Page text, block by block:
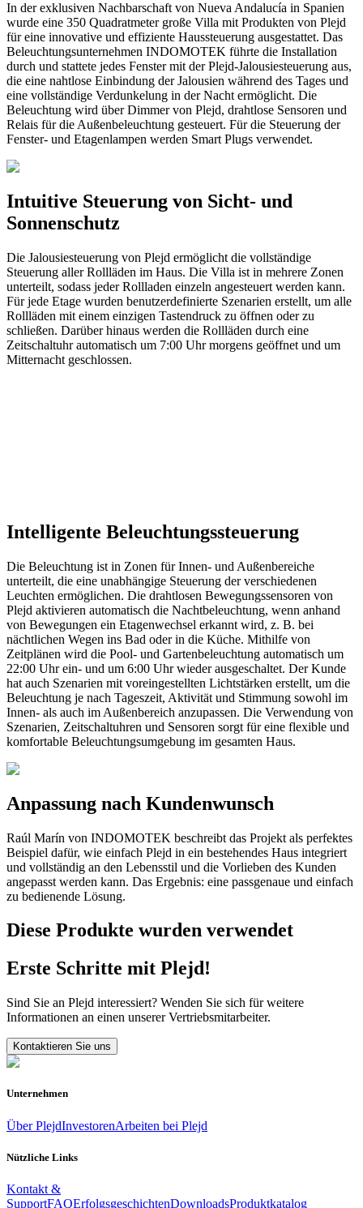
In der exklusiven Nachbarschaft von Nueva Andalucía in Spanien
wurde eine 350 Quadratmeter große Villa mit Produkten von Plejd
für eine innovative und effiziente Haussteuerung ausgestattet. Das
Beleuchtungsunternehmen INDOMOTEK führte die Installation
durch und stattete jedes Fenster mit der Plejd-Jalousiesteuerung aus,
die eine nahtlose Einbindung der Jalousien während des Tages und
eine vollständige Verdunkelung in der Nacht ermöglicht. Die
Beleuchtung wird über Dimmer von Plejd, drahtlose Sensoren und
Relais für die Außenbeleuchtung gesteuert. Für die Steuerung der
Fenster- und Etagenlampen werden Smart Plugs verwendet.
Intuitive Steuerung von Sicht- und
Sonnenschutz
Die Jalousiesteuerung von Plejd ermöglicht die vollständige
Steuerung aller Rollläden im Haus. Die Villa ist in mehrere Zonen
unterteilt, sodass jeder Rollladen einzeln angesteuert werden kann.
Für jede Etage wurden benutzerdefinierte Szenarien erstellt, um alle
Rollläden mit einem einzigen Tastendruck zu öffnen oder zu
schließen. Darüber hinaus werden die Rollläden durch eine
Zeitschaltuhr automatisch um 7:00 Uhr morgens geöffnet und um
Mitternacht geschlossen.
Intelligente Beleuchtungssteuerung
Die Beleuchtung ist in Zonen für Innen- und Außenbereiche
unterteilt, die eine unabhängige Steuerung der verschiedenen
Leuchten ermöglichen. Die drahtlosen Bewegungssensoren von
Plejd aktivieren automatisch die Nachtbeleuchtung, wenn anhand
von Bewegungen ein Etagenwechsel erkannt wird, z. B. bei
nächtlichen Wegen ins Bad oder in die Küche. Mithilfe von
Zeitplänen wird die Pool- und Gartenbeleuchtung automatisch um
22:00 Uhr ein- und um 6:00 Uhr wieder ausgeschaltet. Der Kunde
hat auch Szenarien mit voreingestellten Lichtstärken erstellt, um die
Beleuchtung je nach Tageszeit, Aktivität und Stimmung sowohl im
Innen- als auch im Außenbereich anzupassen. Die Verwendung von
Szenarien, Zeitschaltuhren und Sensoren sorgt für eine flexible und
komfortable Beleuchtungsumgebung im gesamten Haus.
Anpassung nach Kundenwunsch
Raúl Marín von INDOMOTEK beschreibt das Projekt als perfektes
Beispiel dafür, wie einfach Plejd in ein bestehendes Haus integriert
und vollständig an den Lebensstil und die Vorlieben des Kunden
angepasst werden kann. Das Ergebnis: eine passgenaue und einfach
zu bedienende Lösung.
Diese Produkte wurden verwendet
Erste Schritte mit Plejd!
Sind Sie an Plejd interessiert? Wenden Sie sich für weitere
Informationen an einen unserer Vertriebsmitarbeiter.
Kontaktieren Sie uns
Unternehmen
Über PlejdInvestorenArbeiten bei Plejd
Nützliche Links
Kontakt &
SupportFAQErfolgsgeschichtenDownloadsProduktkatalog